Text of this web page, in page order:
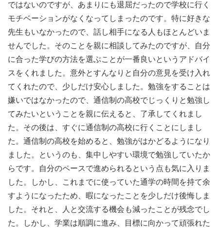
ではないのですが、あまりにも退屈だったので学校に行く
モチベーションがなくなってしまったのです。特に好きな
先生もいなかったので、話し相手になる人もほとんどいま
せんでした。そのことを親に相談してみたのですが、自分
に合った学びの方法を選ぶことが一番良いというアドバイ
スをくれました。意外とすんなりと自分の意見を受け入れ
てくれたので、少しだけ安心しました。勉強をすることは
嫌いではなかったので、通信制の高校でじっくりと勉強し
てみたいということを親に伝えると、了承してくれまし
た。その後は、すぐに通信制の高校に行くことにしまし
た。通信制の高校を始めると、勉強がはかどるようになり
ました。というのも、集中しやすい環境で勉強していたか
らです。自分のペースで進められるという点も気に入りま
した。しかし、これまでに使っていた通学の時間を持て余
すようになったため、暇になったことを少しだけ後悔しま
した。それと、人と交流する機会も減ったことが残念でし
た。しかし、学業は順調に進み、目標に向かって頑張れた